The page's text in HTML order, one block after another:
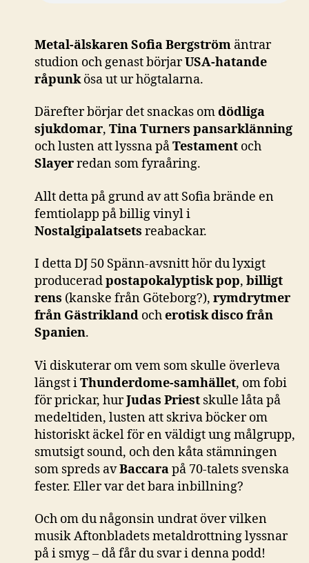
Metal-älskaren Sofia Bergström äntrar
studion och genast börjarUSA-hatande
råpunkösa ut ur högtalarna.
Därefter börjar det snackas omdödliga
sjukdomar, Tina Turners pansarklänning
och lusten att lyssna påTestament och
Slayerredan som fyraåring.
Allt detta på grund av att Sofia brände en
femtiolapp på billig vinyl i
Nostalgipalatsets reabackar.
I detta DJ 50 Spänn-avsnitt hör du lyxigt
produceradpostapokalyptisk pop, billigt
rens (kanske från Göteborg?), rymdrytmer
från Gästrikland ocherotisk disco från
Spanien.
Vi diskuterar om vem som skulle överleva
längst iThunderdome-samhället, om fobi
för prickar, hurJudas Priest skulle låta på
medeltiden, lusten att skriva böcker om
historiskt äckel för en väldigt ung målgrupp,
smutsigt sound, och den kåta stämningen
som spreds avBaccarapå 70-talets svenska
fester. Eller var det bara inbillning?
Och om du någonsin undrat över vilken
musik Aftonbladets metaldrottning lyssnar
på i smyg – då får du svar i denna podd!